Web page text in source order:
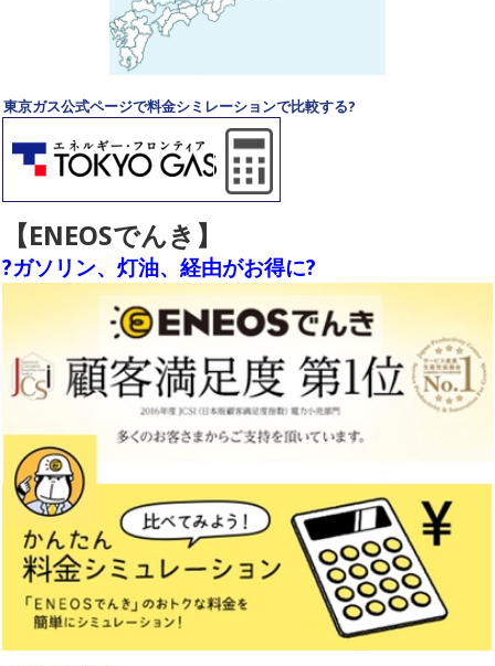
東京ガス公式ページで料金シミレーションで比較する?
【ENEOSでんき】
?ガソリン、灯油、経由がお得に?